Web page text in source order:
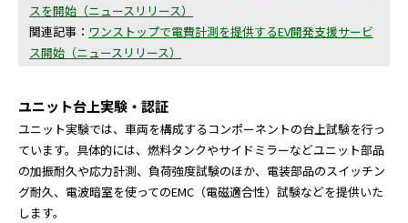
スを開始（ニュースリリース）
関連記事： ワンストップで電費計測を提供するEV開発支援サービ
ス開始（ニュースリリース）
ユニット台上実験・認証
ユニット実験では、車両を構成するコンポーネントの台上試験を行っ
ています。具体的には、燃料タンクやサイドミラーなどユニット部品
の加振耐久や応力計測、負荷強度試験のほか、電装部品のスイッチン
グ耐久、電波暗室を使ってのEMC（電磁適合性）試験などを提供いた
します。